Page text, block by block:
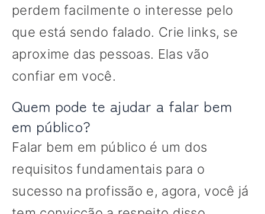
perdem facilmente o interesse pelo
que está sendo falado. Crie links, se
aproxime das pessoas. Elas vão
confiar em você.
Quem pode te ajudar a falar bem
em público?
Falar bem em público é um dos
requisitos fundamentais para o
sucesso na profissão e, agora, você já